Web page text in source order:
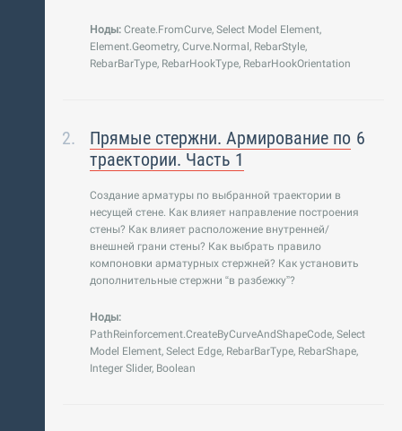
Ноды: Create.FromCurve, Select Model Element,
Element.Geometry, Curve.Normal, RebarStyle,
RebarBarType, RebarHookType, RebarHookOrientation
Прямые стержни. Армирование по
траектории. Часть 1
6
Создание арматуры по выбранной траектории в
несущей стене. Как влияет направление построения
стены? Как влияет расположение внутренней/
внешней грани стены? Как выбрать правило
компоновки арматурных стержней? Как установить
дополнительные стержни “в разбежку”?
Ноды:
PathReinforcement.CreateByCurveAndShapeCode, Select
Model Element, Select Edge, RebarBarType, RebarShape,
Integer Slider, Boolean